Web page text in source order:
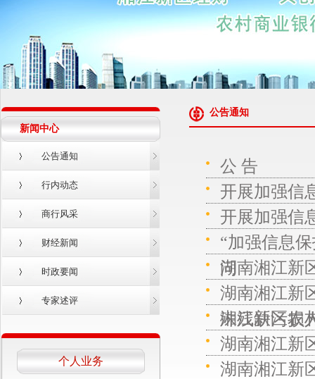
新闻中心
公告通知
行内动态
商行风采
财经新闻
时政要闻
专家述评
个人业务
公告通知
公 告
开展加强信
开展加强信
“加强信息
问
湖南湘江新
湖南湘江新
殊残缺污损
湘江新区农
湖南湘江新
湖南湘江新